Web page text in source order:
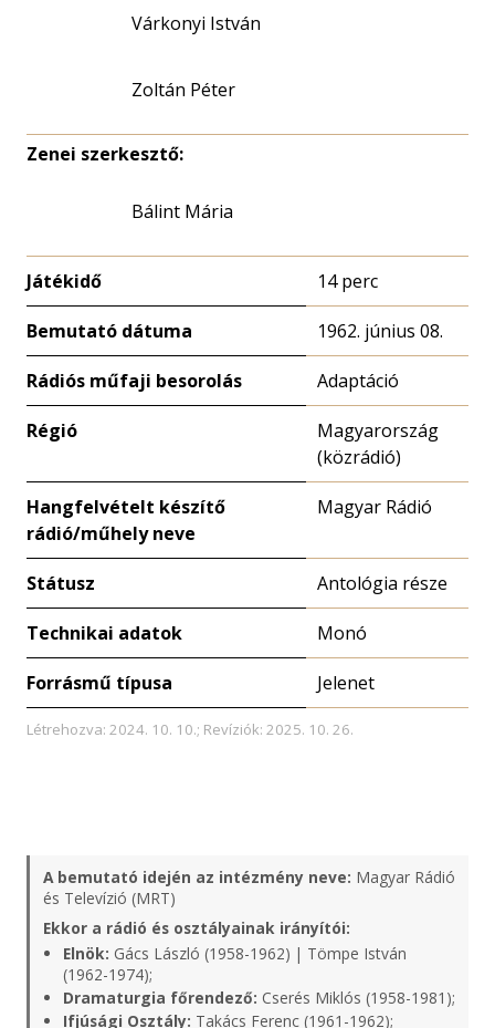
Várkonyi István
Zoltán Péter
Zenei szerkesztő:
Bálint Mária
Játékidő 14 perc
Bemutató dátuma 1962. június 08.
Rádiós műfaji besorolás Adaptáció
Régió
Magyarország
(közrádió)
Hangfelvételt készítő
rádió/műhely neve
Magyar Rádió
Státusz Antológia része
Technikai adatok Monó
Forrásmű típusa Jelenet
Létrehozva: 2024. 10. 10.; Revíziók: 2025. 10. 26.
A bemutató idején az intézmény neve: Magyar Rádió
és Televízió (MRT)
Ekkor a rádió és osztályainak irányítói:
Elnök: Gács László (1958-1962) | Tömpe István
(1962-1974);
Dramaturgia főrendező: Cserés Miklós (1958-1981);
Ifjúsági Osztály: Takács Ferenc (1961-1962);